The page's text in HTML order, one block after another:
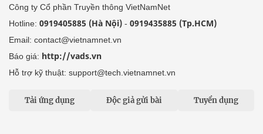
Công ty Cổ phần Truyền thông VietNamNet
Hotline: 0919405885 (Hà Nội) - 0919435885 (Tp.HCM)
Email: contact@vietnamnet.vn
Báo giá: http://vads.vn
Hỗ trợ kỹ thuật: support@tech.vietnamnet.vn
Tải ứng dụng Độc giả gửi bài Tuyển dụng